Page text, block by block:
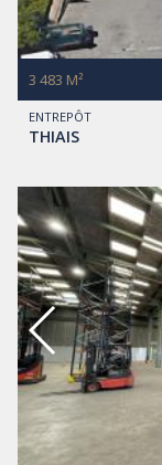
ENTREPÔT
THIAIS
3 483 M²